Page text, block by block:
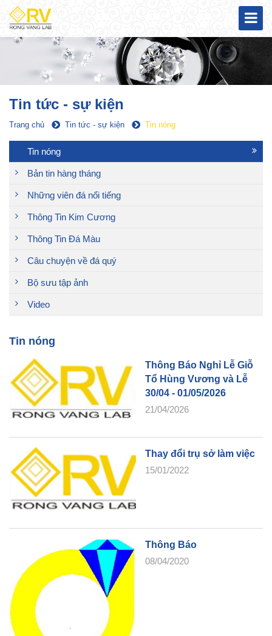
Tin tức - sự kiện
Trang chủ Tin tức - sự kiện Tin nóng
Tin nóng
Bản tin hàng tháng
Những viên đá nổi tiếng
Thông Tin Kim Cương
Thông Tin Đá Màu
Câu chuyện về đá quý
Bộ sưu tập ảnh
Video
Tin nóng
Thông Báo Nghỉ Lễ Giỗ
Tổ Hùng Vương và Lễ
30/04 - 01/05/2026
21/04/2026
Thay đổi trụ sở làm việc
15/01/2022
Thông Báo
08/04/2020